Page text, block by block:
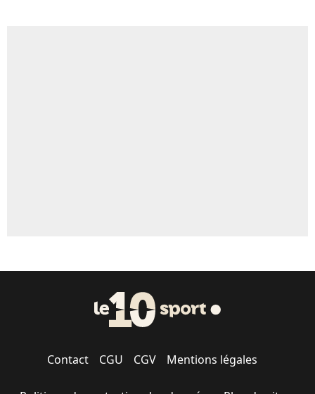
Contact CGU CGV Mentions légales